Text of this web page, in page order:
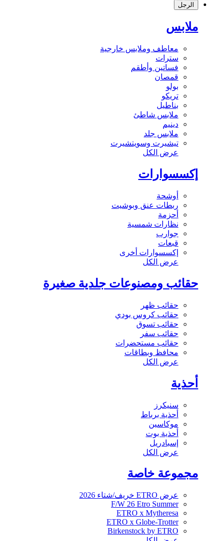
الرجل
ملابس
معاطف وملابس خارجية
سترات
فساتين وأطقم
قمصان
بولو
تريكو
بناطيل
ملابس شاطئ
دينيم
ملابس جلد
تيشيرت وسويتشيرت
عرض الكل
إكسسوارات
أوشحة
ربطات عنق وبوشيت
أحزمة
نظارات شمسية
جوارب
قبعات
إكسسوارات أخرى
عرض الكل
حقائب ومصنوعات جلدية صغيرة
حقائب ظهر
حقائب كروس بودي
حقائب تسوق
حقائب سفر
حقائب مستحضرات
محافظ وبطاقات
عرض الكل
أحذية
سنيكرز
أحذية برباط
موكاسين
أحذية بوت
إسبادريل
عرض الكل
مجموعة خاصة
عرض ETRO خريف/شتاء 2026
F/W 26 Etro Summer
ETRO x Mytheresa
ETRO x Globe-Trotter
Birkenstock by ETRO